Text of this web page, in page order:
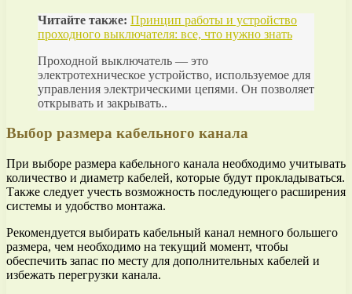
Читайте также: Принцип работы и устройство
проходного выключателя: все, что нужно знать
Проходной выключатель — это
электротехническое устройство, используемое для
управления электрическими цепями. Он позволяет
открывать и закрывать..
Выбор размера кабельного канала
При выборе размера кабельного канала необходимо учитывать
количество и диаметр кабелей, которые будут прокладываться.
Также следует учесть возможность последующего расширения
системы и удобство монтажа.
Рекомендуется выбирать кабельный канал немного большего
размера, чем необходимо на текущий момент, чтобы
обеспечить запас по месту для дополнительных кабелей и
избежать перегрузки канала.